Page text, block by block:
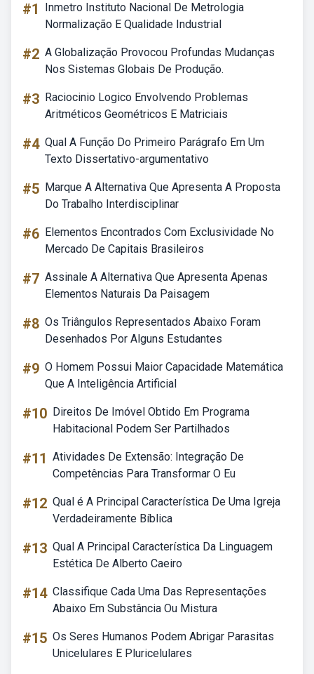
#1
Inmetro Instituto Nacional De Metrologia
Normalização E Qualidade Industrial
#2 A Globalização Provocou Profundas Mudanças
Nos Sistemas Globais De Produção.
#3 Raciocinio Logico Envolvendo Problemas
Aritméticos Geométricos E Matriciais
#4 Qual A Função Do Primeiro Parágrafo Em Um
Texto Dissertativo-argumentativo
#5 Marque A Alternativa Que Apresenta A Proposta
Do Trabalho Interdisciplinar
#6 Elementos Encontrados Com Exclusividade No
Mercado De Capitais Brasileiros
#7 Assinale A Alternativa Que Apresenta Apenas
Elementos Naturais Da Paisagem
#8 Os Triângulos Representados Abaixo Foram
Desenhados Por Alguns Estudantes
#9 O Homem Possui Maior Capacidade Matemática
Que A Inteligência Artificial
#10 Direitos De Imóvel Obtido Em Programa
Habitacional Podem Ser Partilhados
#11 Atividades De Extensão: Integração De
Competências Para Transformar O Eu
#12 Qual é A Principal Característica De Uma Igreja
Verdadeiramente Bíblica
#13 Qual A Principal Característica Da Linguagem
Estética De Alberto Caeiro
#14 Classifique Cada Uma Das Representações
Abaixo Em Substância Ou Mistura
#15 Os Seres Humanos Podem Abrigar Parasitas
Unicelulares E Pluricelulares